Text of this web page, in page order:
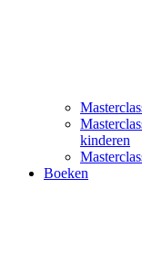
kinderen
Boeken